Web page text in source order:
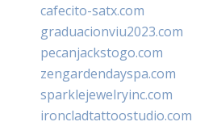
cafecito-satx.com
graduacionviu2023.com
pecanjackstogo.com
zengardendayspa.com
sparklejewelryinc.com
ironcladtattoostudio.com